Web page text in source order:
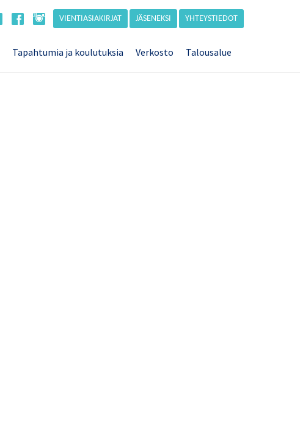
VIENTIASIAKIRJAT JÄSENEKSI YHTEYSTIEDOT
Tapahtumia ja koulutuksia Verkosto Talousalue